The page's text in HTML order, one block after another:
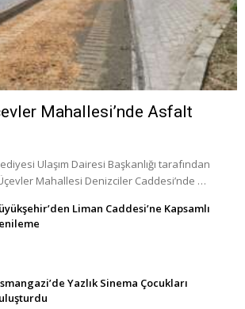
Mahallesi’nde Asfalt
Ulaşım Dairesi Başkanlığı tarafından
Mahallesi Denizciler Caddesi’nde …
Liman Caddesi’ne Kapsamlı
Yazlık Sinema Çocukları